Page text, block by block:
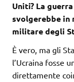
Uniti? La
svolgerebbe in
militare degli
È vero, ma gli
l’Ucraina fosse
direttamente